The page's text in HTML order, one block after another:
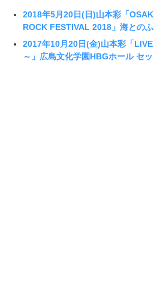
2018年5月20日(日)山本彩「
ROCK FESTIVAL 2018」海との
2017年10月20日(金)山本彩「
～」広島文化学園HBGホール セ